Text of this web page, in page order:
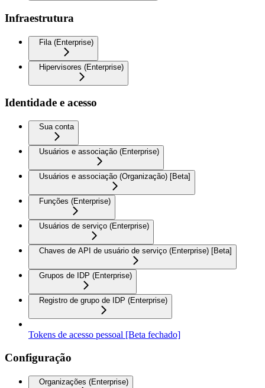
Infraestrutura
Fila (Enterprise)
Hipervisores (Enterprise)
Identidade e acesso
Sua conta
Usuários e associação (Enterprise)
Usuários e associação (Organização) [Beta]
Funções (Enterprise)
Usuários de serviço (Enterprise)
Chaves de API de usuário de serviço (Enterprise) [Beta]
Grupos de IDP (Enterprise)
Registro de grupo de IDP (Enterprise)
Tokens de acesso pessoal [Beta fechado]
Configuração
Organizações (Enterprise)